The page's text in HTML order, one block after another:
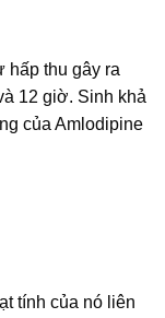
hấp thu gây ra
12 giờ. Sinh khả
của Amlodipine
tính của nó liên